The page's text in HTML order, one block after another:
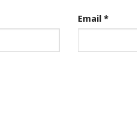
Email *